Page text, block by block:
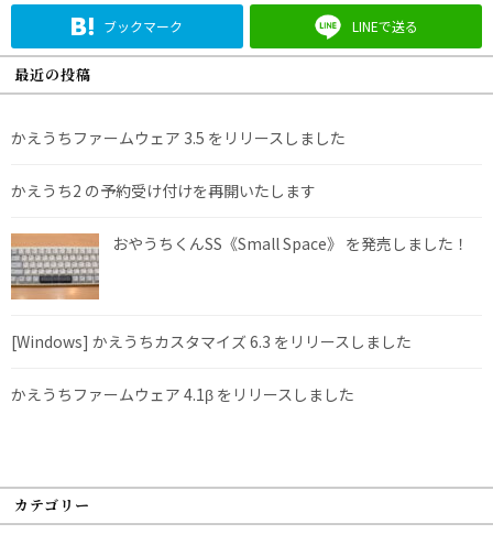
ブックマーク LINEで送る
最近の投稿
かえうちファームウェア 3.5 をリリースしました
かえうち2 の予約受け付けを再開いたします
おやうちくんSS《Small Space》 を発売しました！
[Windows] かえうちカスタマイズ 6.3 をリリースしました
かえうちファームウェア 4.1β をリリースしました
カテゴリー